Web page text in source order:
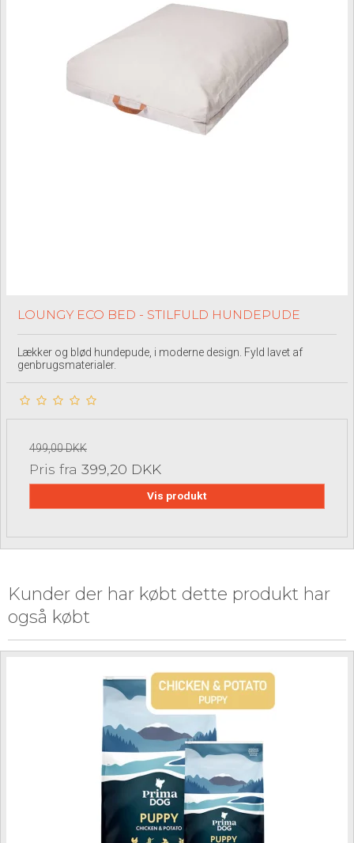
LOUNGY ECO BED - STILFULD HUNDEPUDE
Lækker og blød hundepude, i moderne design. Fyld lavet af
genbrugsmaterialer.
499,00 DKK
Pris fra 399,20 DKK
Vis produkt
Kunder der har købt dette produkt har
også købt